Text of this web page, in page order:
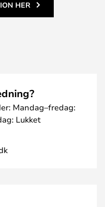
HER
Mandag–fredag:
Lukket